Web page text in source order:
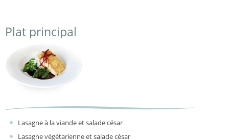
Plat principal
Lasagne à la viande et salade césar
Lasagne végétarienne et salade césar